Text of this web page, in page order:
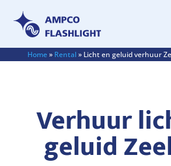
Home» Rental» Licht en geluid verhuur
Verhuur
geluid